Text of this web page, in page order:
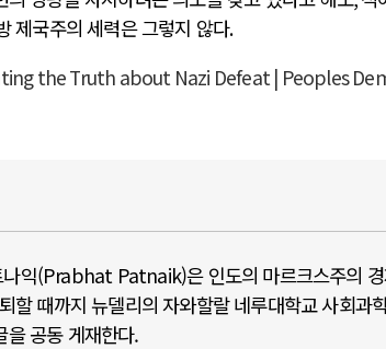
제국주의 세력은 그렇지 않다.
the Truth about Nazi Defeat | Peoples
익(Prabhat Patnaik)은 인도의 마르크스주의
할 때까지 뉴델리의 자와할랄 네루대학교 사회과
을 공동 게재한다.